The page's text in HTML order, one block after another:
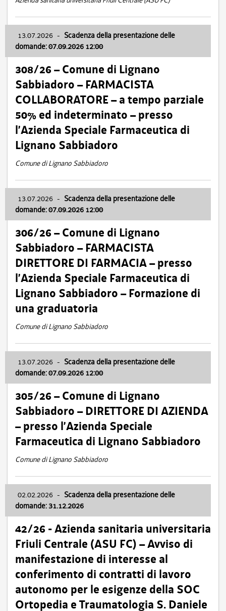
13.07.2026 - Scadenza della presentazione delle
domande: 07.09.2026 12:00
308/26 – Comune di Lignano
Sabbiadoro – FARMACISTA
COLLABORATORE – a tempo parziale
50% ed indeterminato – presso
l’Azienda Speciale Farmaceutica di
Lignano Sabbiadoro
Comune di Lignano Sabbiadoro
13.07.2026 - Scadenza della presentazione delle
domande: 07.09.2026 12:00
306/26 – Comune di Lignano
Sabbiadoro – FARMACISTA
DIRETTORE DI FARMACIA – presso
l’Azienda Speciale Farmaceutica di
Lignano Sabbiadoro – Formazione di
una graduatoria
Comune di Lignano Sabbiadoro
13.07.2026 - Scadenza della presentazione delle
domande: 07.09.2026 12:00
305/26 – Comune di Lignano
Sabbiadoro – DIRETTORE DI AZIENDA
– presso l’Azienda Speciale
Farmaceutica di Lignano Sabbiadoro
Comune di Lignano Sabbiadoro
02.02.2026 - Scadenza della presentazione delle
domande: 31.12.2026
42/26 - Azienda sanitaria universitaria
Friuli Centrale (ASU FC) – Avviso di
manifestazione di interesse al
conferimento di contratti di lavoro
autonomo per le esigenze della SOC
Ortopedia e Traumatologia S. Daniele